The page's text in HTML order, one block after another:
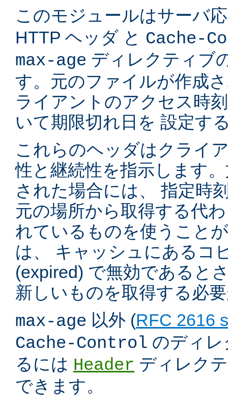
このモジュールはサーバ
HTTP ヘッダ と Cache-
max-age ディレクティブ
す。元のファイルが作成
ライアントのアクセス時
いて期限切れ日を 設定す
これらのヘッダはクライ
性と継続性を指示します
された場合には、 指定時
元の場所から取得する代
れているものを使うこと
は、 キャッシュにあるコ
(expired) で無効であると
新しいものを取得する必
max-age 以外 (RFC 2616
Cache-Control のディ
るには Header ディレク
できます。